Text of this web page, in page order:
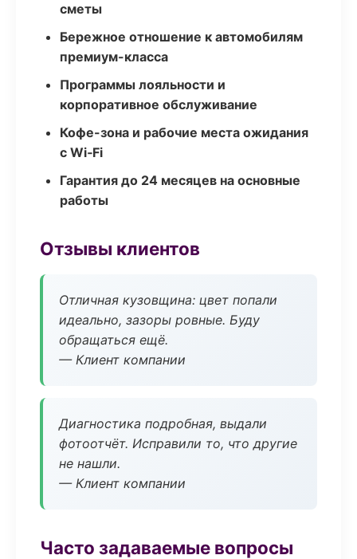
сметы
Бережное отношение к автомобилям
премиум-класса
Программы лояльности и
корпоративное обслуживание
Кофе-зона и рабочие места ожидания
с Wi‑Fi
Гарантия до 24 месяцев на основные
работы
Отзывы клиентов
Отличная кузовщина: цвет попали
идеально, зазоры ровные. Буду
обращаться ещё.
— Клиент компании
Диагностика подробная, выдали
фотоотчёт. Исправили то, что другие
не нашли.
— Клиент компании
Часто задаваемые вопросы